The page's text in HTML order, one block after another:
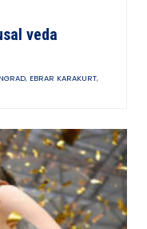
veda
, EBRAR KARAKURT,